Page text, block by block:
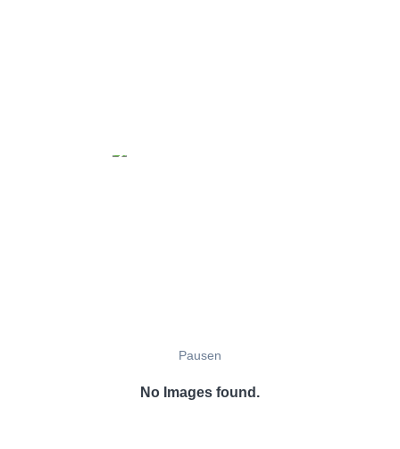
Pausen
No Images found.